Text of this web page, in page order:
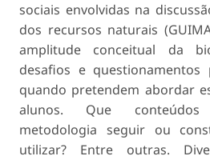
sociais envolvidas na
dos recursos naturais
amplitude conceitual da
desafios e
quando pretendem abordar
alunos. Que
metodologia seguir ou
utilizar? Entre outras.